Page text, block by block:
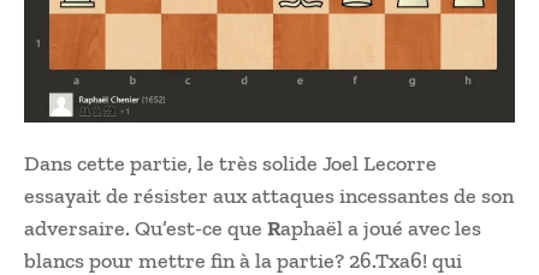
Dans cette partie, le très solide Joel Lecorre
essayait de résister aux attaques incessantes de son
adversaire. Qu’est-ce que Raphaël a joué avec les
blancs pour mettre fin à la partie? 26.Txa6! qui